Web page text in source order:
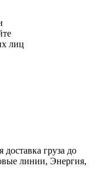
лиц
доставка груза до
линии, Энергия,